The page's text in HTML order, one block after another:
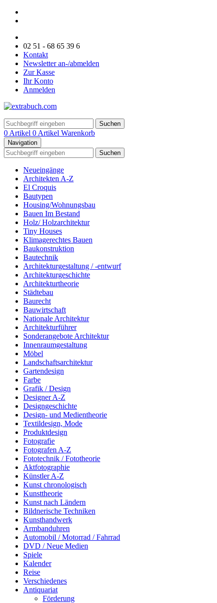
02 51 - 68 65 39 6
Kontakt
Newsletter an-/abmelden
Zur Kasse
Ihr Konto
Anmelden
Suchen
0 Artikel 0 Artikel Warenkorb
Navigation
Suchen
Neueingänge
Architekten A-Z
El Croquis
Bautypen
Housing/Wohnungsbau
Bauen Im Bestand
Holz/ Holzarchitektur
Tiny Houses
Klimagerechtes Bauen
Baukonstruktion
Bautechnik
Architekturgestaltung / -entwurf
Architekturgeschichte
Architekturtheorie
Städtebau
Baurecht
Bauwirtschaft
Nationale Architektur
Architekturführer
Sonderangebote Architektur
Innenraumgestaltung
Möbel
Landschaftsarchitektur
Gartendesign
Farbe
Grafik / Design
Designer A-Z
Designgeschichte
Design- und Medientheorie
Textildesign, Mode
Produktdesign
Fotografie
Fotografen A-Z
Fototechnik / Fototheorie
Aktfotographie
Künstler A-Z
Kunst chronologisch
Kunsttheorie
Kunst nach Ländern
Bildnerische Techniken
Kunsthandwerk
Armbanduhren
Automobil / Motorrad / Fahrrad
DVD / Neue Medien
Spiele
Kalender
Reise
Verschiedenes
Antiquariat
Förderung